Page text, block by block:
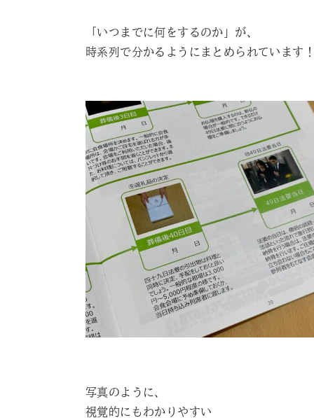
「いつまでに何をするのか」が、
時系列で分かるようにまとめられています
写真のように、
視覚的にもわかりやすい